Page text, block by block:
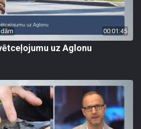
00:01:45
uz Aglonu